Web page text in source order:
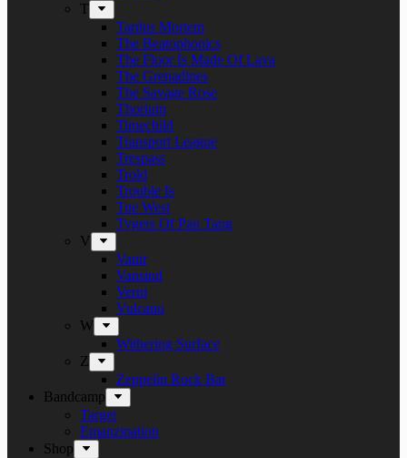
T
Tardus Mortem
The Beatophonics
The Floor Is Made Of Lava
The Grenadines
The Savage Rose
Thorium
Timechild
Transport League
Trespass
Trold
Trouble Is
Tue West
Tygers Of Pan Tang
V
Vanir
Vansind
Verni
Vulcano
W
Withering Surface
Z
Zeppelin Rock Bar
Bandcamp
Target
Emanzipation
Shop